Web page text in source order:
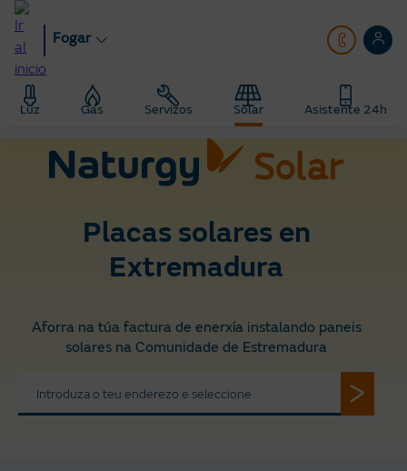
ao
contido
principal
Fogar
Luz Gas Servizos Solar Asistente 24h
Fogar Solar
Placas solares preto de min
Placas solares en Estremadura
Placas solares en
Extremadura
Aforra na túa factura de enerxía instalando paneis
solares na Comunidade de Estremadura
Introduza o teu enderezo e seleccione